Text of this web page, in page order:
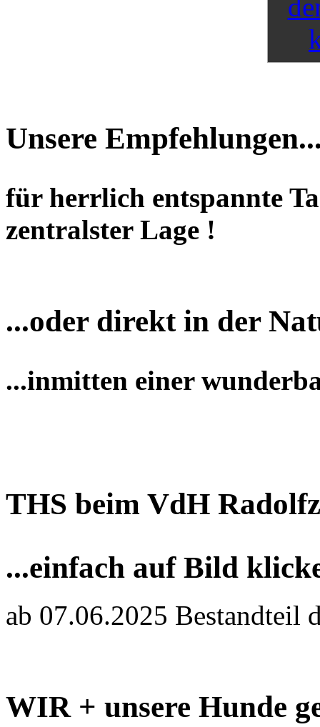
Unsere
für herrlich entspannte
zentralster Lage !
...oder direkt in der
...inmitten einer
THS beim VdH
...einfach auf Bild
ab 07.06.2025 Bestandteil
WIR + unsere Hunde